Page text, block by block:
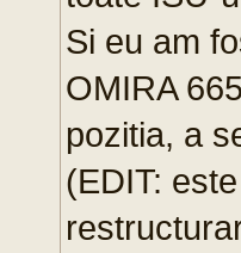
Si eu am
OMIRA
pozitia, a
(EDIT: